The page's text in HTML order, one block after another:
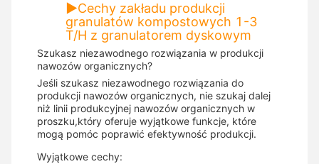
▶Cechy zakładu produkcji
granulatów kompostowych 1-3
T/H z granulatorem dyskowym
Szukasz niezawodnego rozwiązania w produkcji
nawozów organicznych?
Jeśli szukasz niezawodnego rozwiązania do
produkcji nawozów organicznych, nie szukaj dalej
niż linii produkcyjnej nawozów organicznych w
proszku,który oferuje wyjątkowe funkcje, które
mogą pomóc poprawić efektywność produkcji.
Wyjątkowe cechy: